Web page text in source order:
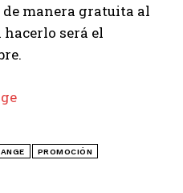
manera gratuita al
será el
PROMOCIÓN